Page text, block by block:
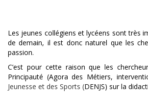
Les jeunes collégiens et lycéens sont très
de demain, il est donc naturel que les
passion.
C’est pour cette raison que les
Principauté (Agora des Métiers,
Jeunesse et des Sports (DENJS) sur la